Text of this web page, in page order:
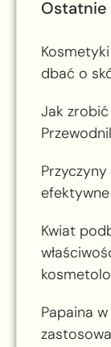
dbać o
Jak
Kwiat
Papaina